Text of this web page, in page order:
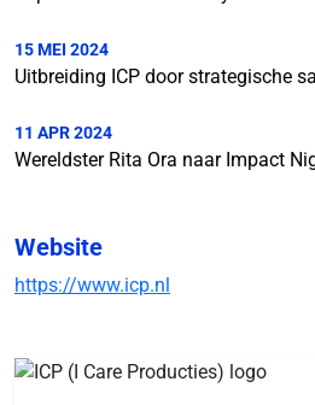
15 MEI 2024
Uitbreiding ICP door strategische
11 APR 2024
Wereldster Rita Ora naar Impact
Website
https://www.icp.nl